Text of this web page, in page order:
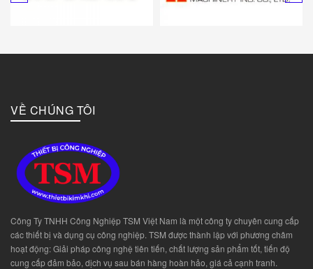
Đài Loan
Bulgary
VỀ CHÚNG TÔI
Công Ty TNHH Công Nghiệp TSM Việt Nam là một công ty chuyên cung cấp
các thiết bị và dụng cụ công nghiệp. TSM được thành lập với phương châm
hoạt động: Giải pháp công nghệ tiên tiến, chất lượng sản phẩm tốt, tiến độ
cung cấp đảm bảo, dịch vụ sau bán hàng hoàn hảo, giá cả cạnh tranh.